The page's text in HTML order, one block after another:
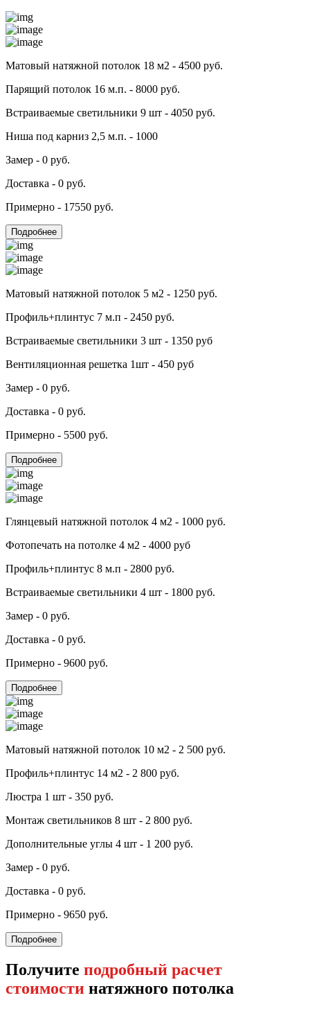
Матовый натяжной потолок 18 м2 - 4500 руб.
Парящий потолок 16 м.п. - 8000 руб.
Встраиваемые светильники 9 шт - 4050 руб.
Ниша под карниз 2,5 м.п. - 1000
Замер - 0 руб.
Доставка - 0 руб.
Примерно - 17550 руб.
Подробнее
Матовый натяжной потолок 5 м2 - 1250 руб.
Профиль+плинтус 7 м.п - 2450 руб.
Встраиваемые светильники 3 шт - 1350 руб
Вентиляционная решетка 1шт - 450 руб
Замер - 0 руб.
Доставка - 0 руб.
Примерно - 5500 руб.
Подробнее
Глянцевый натяжной потолок 4 м2 - 1000 руб.
Фотопечать на потолке 4 м2 - 4000 руб
Профиль+плинтус 8 м.п - 2800 руб.
Встраиваемые светильники 4 шт - 1800 руб.
Замер - 0 руб.
Доставка - 0 руб.
Примерно - 9600 руб.
Подробнее
Матовый натяжной потолок 10 м2 - 2 500 руб.
Профиль+плинтус 14 м2 - 2 800 руб.
Люстра 1 шт - 350 руб.
Монтаж светильников 8 шт - 2 800 руб.
Дополнительные углы 4 шт - 1 200 руб.
Замер - 0 руб.
Доставка - 0 руб.
Примерно - 9650 руб.
Подробнее
Получите подробный расчет
стоимости натяжного потолка